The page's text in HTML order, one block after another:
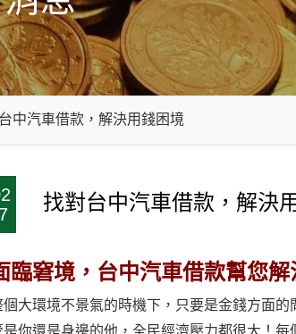
中汽車借款，解決用錢困境
找對台中汽車借款，解決
臨窘境，台中汽車借款幫您解
個大環境不景氣的時機下，只要是金錢方面的
是你還是身邊的他，全民經濟壓力都很大！